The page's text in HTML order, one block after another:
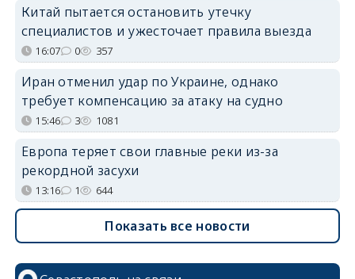
Китай пытается остановить утечку
специалистов и ужесточает правила выезда
16:07 0 357
Иран отменил удар по Украине, однако
требует компенсацию за атаку на судно
15:46 3 1081
Европа теряет свои главные реки из-за
рекордной засухи
13:16 1 644
Показать все новости